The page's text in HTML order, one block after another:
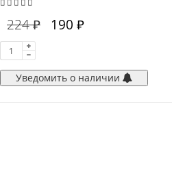
224 ₽ 190 ₽
Уведомить о наличии